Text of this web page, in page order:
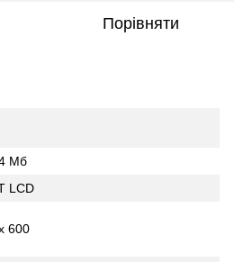
Порівняти
Мб
LCD
600